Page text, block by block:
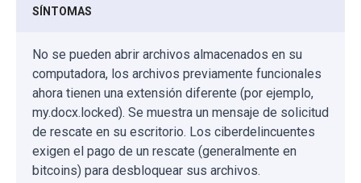
SÍNTOMAS
No se pueden abrir archivos almacenados en su
computadora, los archivos previamente funcionales
ahora tienen una extensión diferente (por ejemplo,
my.docx.locked). Se muestra un mensaje de solicitud
de rescate en su escritorio. Los ciberdelincuentes
exigen el pago de un rescate (generalmente en
bitcoins) para desbloquear sus archivos.